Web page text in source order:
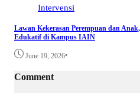
Intervensi
Lawan Kekerasan Perempuan dan
Edukatif di Kampus IAIN
June 19, 2026•
Comment